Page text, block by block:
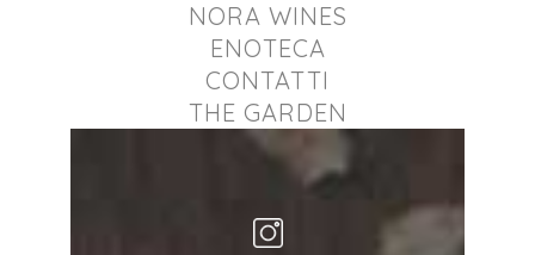
NORA WINES
ENOTECA
CONTATTI
THE GARDEN